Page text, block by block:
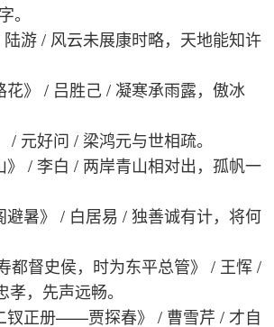
。
游 / 风云未展康时略，天地能知许
花》 / 吕胜己 / 凝寒承雨露，傲冰
/ 元好问 / 梁鸿元与世相疏。
》 / 李白 / 两岸青山相对出，孤帆一
避暑》 / 白居易 / 独善诚有计，将何
都督史侯，时为东平总管》 / 王恽 /
，先声远畅。
钗正册——贾探春》 / 曹雪芹 / 才自